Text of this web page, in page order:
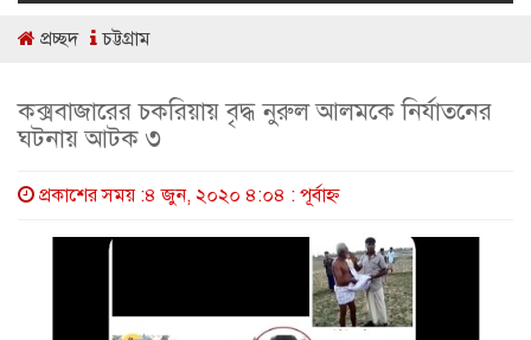
প্রচ্ছদ চট্টগ্রাম
কক্সবাজারের চকরিয়ায় বৃদ্ধ নুরুল আলমকে নির্যাতনের
ঘটনায় আটক ৩
প্রকাশের সময় :৪ জুন, ২০২০ ৪:০৪ : পূর্বাহ্ণ